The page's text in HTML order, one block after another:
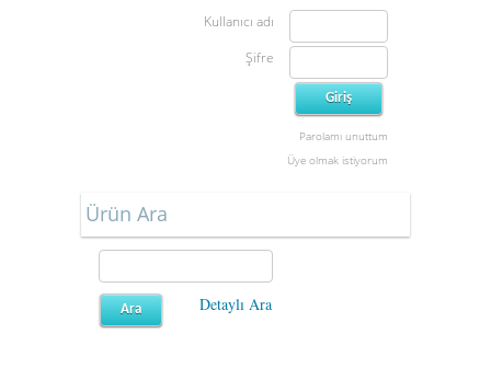
Kullanıcı adı
Şifre
Parolamı unuttum
Üye olmak istiyorum
Ürün Ara
Detaylı Ara